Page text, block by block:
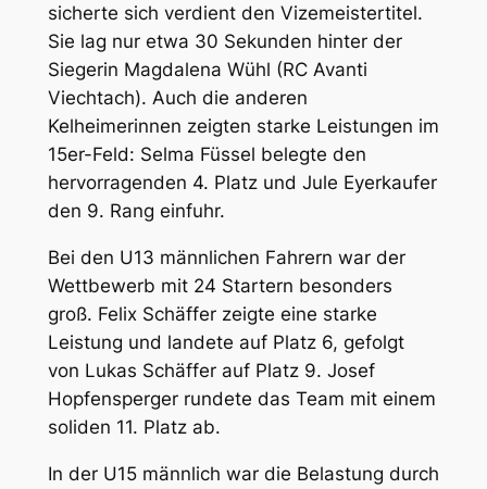
sicherte sich verdient den Vizemeistertitel.
Sie lag nur etwa 30 Sekunden hinter der
Siegerin Magdalena Wühl (RC Avanti
Viechtach). Auch die anderen
Kelheimerinnen zeigten starke Leistungen im
15er-Feld: Selma Füssel belegte den
hervorragenden 4. Platz und Jule Eyerkaufer
den 9. Rang einfuhr.
Bei den U13 männlichen Fahrern war der
Wettbewerb mit 24 Startern besonders
groß. Felix Schäffer zeigte eine starke
Leistung und landete auf Platz 6, gefolgt
von Lukas Schäffer auf Platz 9. Josef
Hopfensperger rundete das Team mit einem
soliden 11. Platz ab.
In der U15 männlich war die Belastung durch